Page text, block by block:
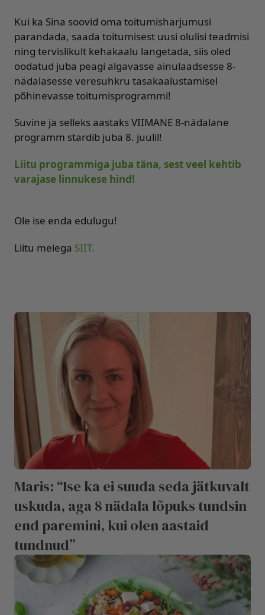
Kui ka Sina soovid oma toitumisharjumusi
parandada, saada toitumisest uusi olulisi teadmisi
ning tervislikult kehakaalu langetada, siis oled
oodatud juba peagi algavasse ainulaadsesse 8-
nädalasesse veresuhkru tasakaalustamisel
põhinevasse toitumisprogrammi!
Suvine ja selleks aastaks VIIMANE 8-nädalane
programm stardib juba 8. juulil!
Liitu programmiga juba täna, sest veel kehtib
varajase linnukese hind!
Ole ise enda edulugu!
Liitu meiega SIIT.
Maris: “Ise ka ei suuda seda jätkuvalt
uskuda, aga 8 nädala lõpuks tundsin
end paremini, kui olen aastaid
tundnud”